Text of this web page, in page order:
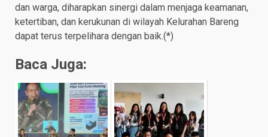
dan warga, diharapkan sinergi dalam menjaga keamanan,
ketertiban, dan kerukunan di wilayah Kelurahan Bareng
dapat terus terpelihara dengan baik.(*)
Baca Juga: